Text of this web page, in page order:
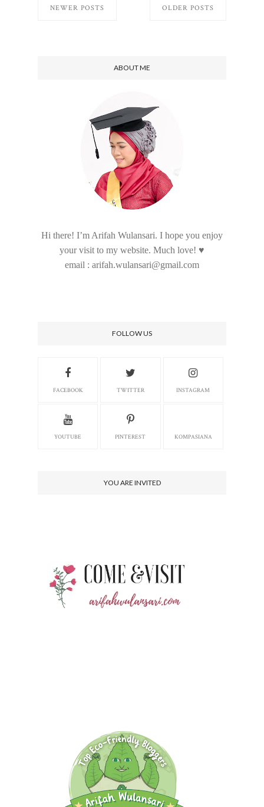
NEWER POSTS OLDER POSTS
ABOUT ME
Hi there! I’m Arifah Wulansari. I hope you enjoy
your visit to my website. Much love! ♥
email : arifah.wulansari@gmail.com
FOLLOW US
FACEBOOK TWITTER INSTAGRAM
YOUTUBE PINTEREST KOMPASIANA
YOU ARE INVITED